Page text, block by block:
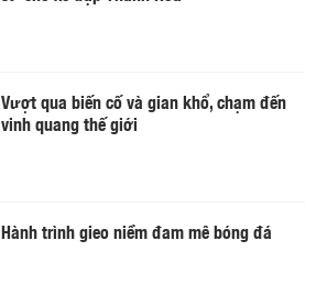
Vượt qua biến cố và gian khổ, chạm đến
vinh quang thế giới
Hành trình gieo niềm đam mê bóng đá